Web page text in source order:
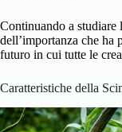
Continuando a studiare
dell’importanza che ha
futuro in cui tutte le
Caratteristiche della